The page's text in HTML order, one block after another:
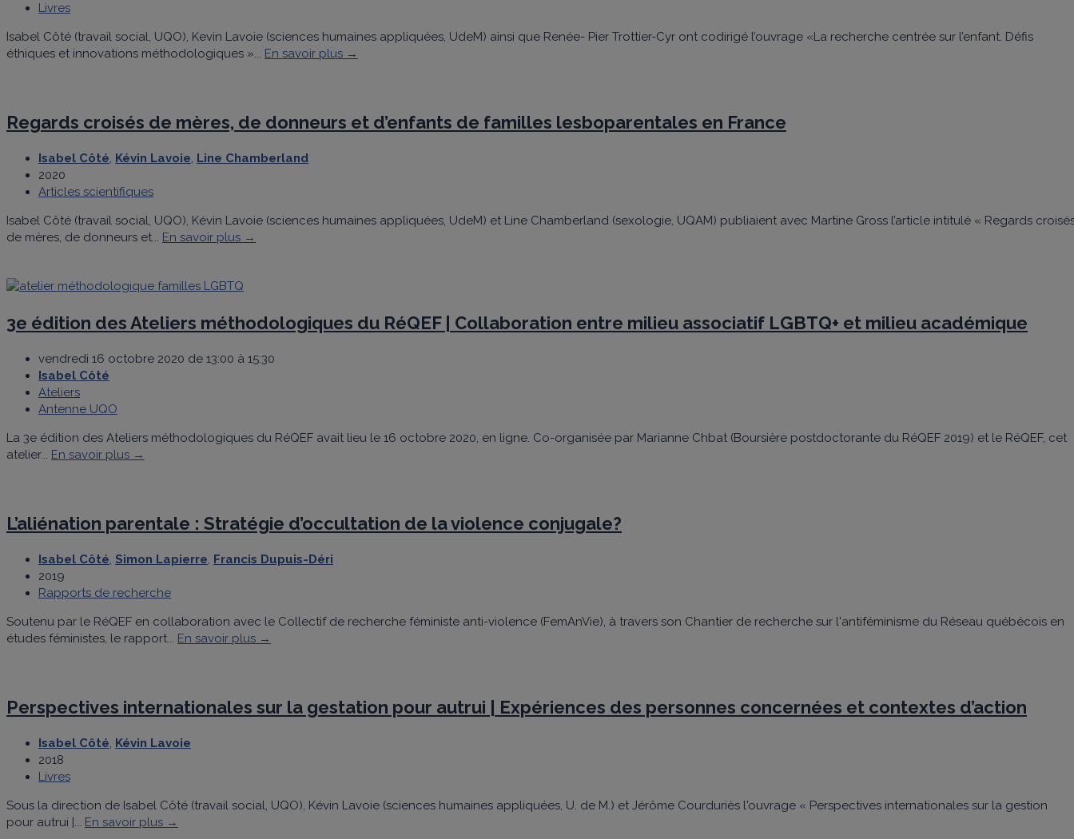
Livres
Isabel Côté (travail social, UQO), Kevin Lavoie (sciences humaines appliquées, UdeM) ainsi que Renée- Pier Trottier-Cyr ont codirigé l’ouvrage «La recherche centrée sur l’enfant. Défis
éthiques et innovations méthodologiques »... En savoir plus →
Regards croisés de mères, de donneurs et d’enfants de familles lesboparentales en France
Isabel Côté, Kévin Lavoie, Line Chamberland
2020
Articles scientifiques
Isabel Côté (travail social, UQO), Kévin Lavoie (sciences humaines appliquées, UdeM) et Line Chamberland (sexologie, UQAM) publiaient avec Martine Gross l’article intitulé « Regards
de mères, de donneurs et... En savoir plus →
3e édition des Ateliers méthodologiques du RéQEF | Collaboration entre milieu associatif LGBTQ+ et milieu académique
vendredi 16 octobre 2020 de 13:00 à 15:30
Isabel Côté
Ateliers
Antenne UQO
La 3e édition des Ateliers méthodologiques du RéQEF avait lieu le 16 octobre 2020, en ligne. Co-organisée par Marianne Chbat (Boursière postdoctorante du RéQEF 2019) et le RéQEF, cet
atelier... En savoir plus →
L’aliénation parentale : Stratégie d’occultation de la violence conjugale?
Isabel Côté, Simon Lapierre, Francis Dupuis-Déri
2019
Rapports de recherche
Soutenu par le RéQEF en collaboration avec le Collectif de recherche féministe anti-violence (FemAnVie), à travers son Chantier de recherche sur l'antiféminisme du Réseau québécois en
études féministes, le rapport... En savoir plus →
Perspectives internationales sur la gestation pour autrui | Expériences des personnes concernées et contextes d’action
Isabel Côté, Kévin Lavoie
2018
Livres
Sous la direction de Isabel Côté (travail social, UQO), Kévin Lavoie (sciences humaines appliquées, U. de M.) et Jérôme Courduriès l'ouvrage « Perspectives internationales sur la gestion
pour autrui |... En savoir plus →